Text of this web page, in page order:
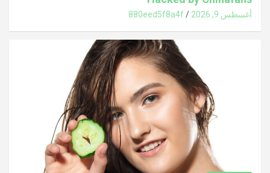
أغسطس 9, 2026 880eed5f8a4f